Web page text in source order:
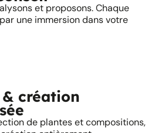
et proposons. Chaque
une immersion dans votre
création
de plantes et compositions,